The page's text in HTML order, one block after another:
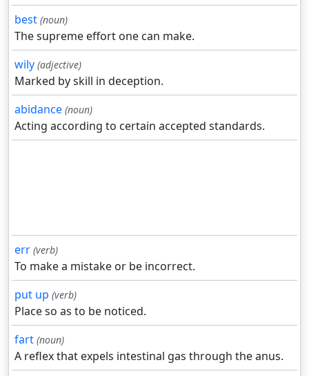
best (noun)
The supreme effort one can make.
wily (adjective)
Marked by skill in deception.
abidance (noun)
Acting according to certain accepted standards.
err (verb)
To make a mistake or be incorrect.
put up (verb)
Place so as to be noticed.
fart (noun)
A reflex that expels intestinal gas through the anus.